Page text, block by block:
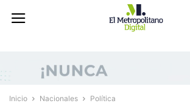
Inicio Nacionales Política